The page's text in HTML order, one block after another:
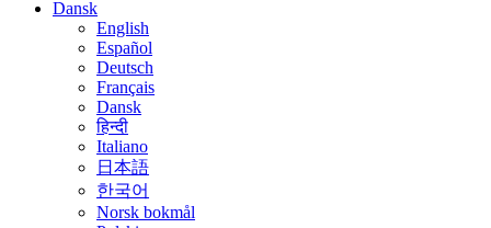
Dansk
English
Español
Deutsch
Français
Dansk
हिन्दी
Italiano
日本語
한국어
Norsk bokmål